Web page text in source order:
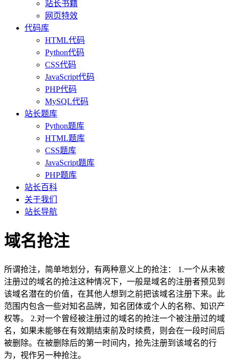
站长书籍
网页特效
代码库
HTML代码
Python代码
CSS代码
JavaScript代码
PHP代码
MySQL代码
站长题库
Python题库
HTML题库
CSS题库
JavaScript题库
PHP题库
站长百科
关于我们
站长导航
域名抢注
所谓抢注，简单地划分，有两种意义上的抢注： 1.一个从未被
注册过的域名的抢注这种情况下，一般是域名的注册者预见到
该域名潜在的价值，在其他人想到之前把该域名注册下来。此
范围内包含一些对知名品牌，知名团体或个人的名称、知识产
权等。 2.对一个曾经被注册过的域名的抢注一个被注册过的域
名，如果未能够在有效期结束前及时续费，则会在一段时间后
被删除。在被删除后的第一时间内，抢先注册到该域名的行
为，视作另一种抢注。